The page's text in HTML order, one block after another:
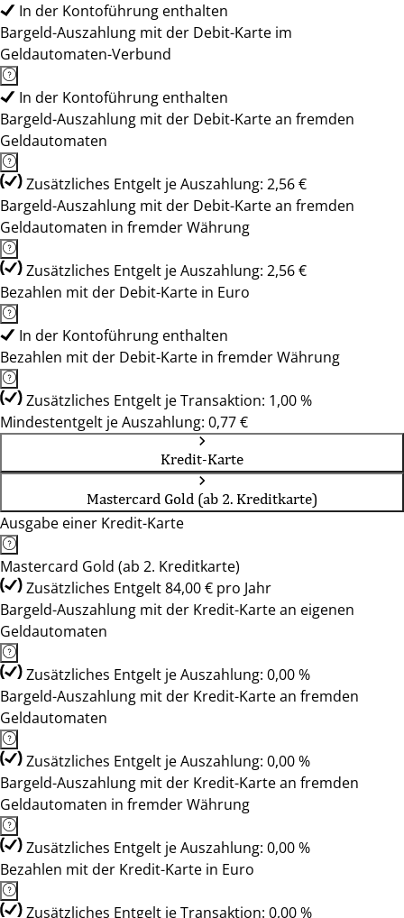
In der Kontoführung enthalten
Bargeld-Auszahlung mit der Debit-Karte im
Geldautomaten-Verbund
In der Kontoführung enthalten
Bargeld-Auszahlung mit der Debit-Karte an fremden
Geldautomaten
Zusätzliches Entgelt je Auszahlung: 2,56 €
Bargeld-Auszahlung mit der Debit-Karte an fremden
Geldautomaten in fremder Währung
Zusätzliches Entgelt je Auszahlung: 2,56 €
Bezahlen mit der Debit-Karte in Euro
In der Kontoführung enthalten
Bezahlen mit der Debit-Karte in fremder Währung
Zusätzliches Entgelt je Transaktion: 1,00 %
Mindestentgelt je Auszahlung: 0,77 €
Kredit-Karte
Mastercard Gold (ab 2. Kreditkarte)
Ausgabe einer Kredit-Karte
Mastercard Gold (ab 2. Kreditkarte)
Zusätzliches Entgelt 84,00 € pro Jahr
Bargeld-Auszahlung mit der Kredit-Karte an eigenen
Geldautomaten
Zusätzliches Entgelt je Auszahlung: 0,00 %
Bargeld-Auszahlung mit der Kredit-Karte an fremden
Geldautomaten
Zusätzliches Entgelt je Auszahlung: 0,00 %
Bargeld-Auszahlung mit der Kredit-Karte an fremden
Geldautomaten in fremder Währung
Zusätzliches Entgelt je Auszahlung: 0,00 %
Bezahlen mit der Kredit-Karte in Euro
Zusätzliches Entgelt je Transaktion: 0,00 %